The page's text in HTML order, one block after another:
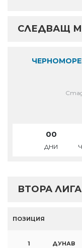
СЛЕДВАЩ
00
ДНИ
ВТОРА ЛИГА
ПОЗИЦИЯ
1 ДУНАВ